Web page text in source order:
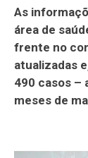
As
área de
frente no
atualizadas
490 casos –
meses de